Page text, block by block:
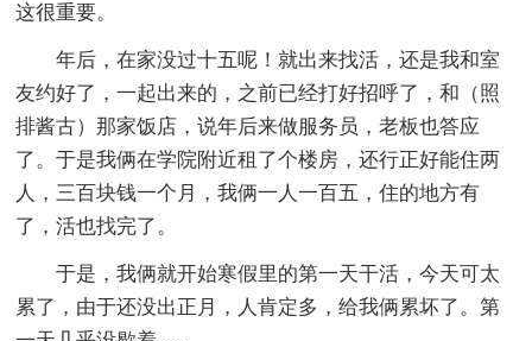
这很重要。
年后，在家没过十五呢！就出来找活，还是我和室
友约好了，一起出来的，之前已经打好招呼了，和（照
排酱古）那家饭店，说年后来做服务员，老板也答应
了。于是我俩在学院附近租了个楼房，还行正好能住两
人，三百块钱一个月，我俩一人一百五，住的地方有
了，活也找完了。
于是，我俩就开始寒假里的第一天干活，今天可太
累了，由于还没出正月，人肯定多，给我俩累坏了。第